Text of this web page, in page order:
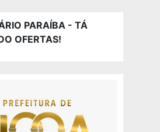
PARAÍBA - TÁ
OFERTAS!